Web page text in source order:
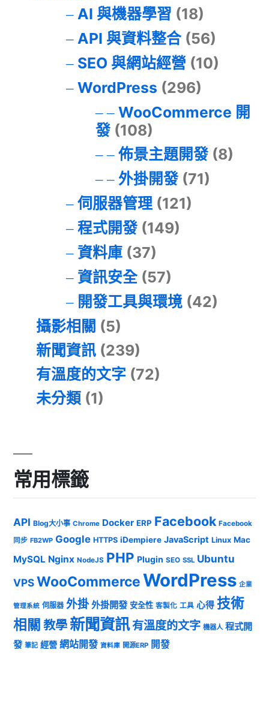
AI 與機器學習 (18)
API 與資料整合(56)
SEO 與網站經營 (10)
WordPress (296)
WooCommerce 開
發(108)
佈景主題開發(8)
外掛開發(71)
伺服器管理(121)
程式開發(149)
資料庫(37)
資訊安全(57)
開發工具與環境(42)
攝影相關 (5)
新聞資訊 (239)
有溫度的文字 (72)
未分類 (1)
常用標籤
API Blog大小事 Chrome Docker ERP Facebook Facebook
同步 FB2WP Google HTTPS iDempiere JavaScript Linux Mac
MySQL Nginx NodeJS PHP Plugin SEO SSL Ubuntu
VPSWooCommerceWordPress 企業
管理系統 伺服器 外掛 外掛開發 安全性 客製化 工具 心得 技術
相關 教學 新聞資訊有溫度的文字 機器人 程式開
發 筆記 經營 網站開發 資料庫 開源ERP 開發